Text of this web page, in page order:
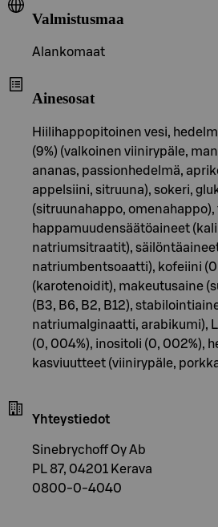
Valmistusmaa
Alankomaat
Ainesosat
Hiilihappopitoinen vesi,
(9%) (valkoinen viinirypäle,
ananas, passionhedelmä,
appelsiini, sitruuna), sokeri,
(sitruunahappo, omenahappo),
happamuudensäätöaineet
natriumsitraatit),
natriumbentsoaatti), kofeiini
(karotenoidit), makeutusaine
(B3, B6, B2, B12),
natriumalginaatti,
(0, 004%), inositoli (0, 002%),
kasviuutteet (viinirypäle,
Yhteystiedot
Sinebrychoff Oy Ab
PL 87, 04201 Kerava
0800-0-4040